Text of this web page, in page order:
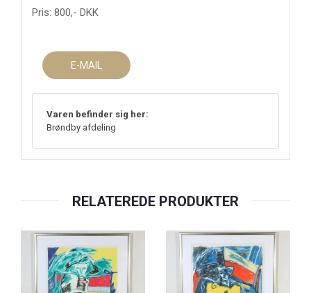
Pris: 800,- DKK
E-MAIL
Varen befinder sig her:
Brøndby afdeling
RELATEREDE PRODUKTER